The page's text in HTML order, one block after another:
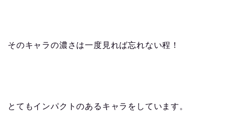
そのキャラの濃さは一度見れば忘れない程！
とてもインパクトのあるキャラをしています。